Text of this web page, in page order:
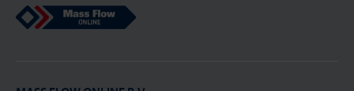
Mass Flow Online